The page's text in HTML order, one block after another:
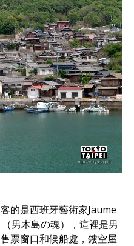
的是西班牙藝術家Jaume
男木島の魂），這裡是男
票窗口和候船處，鏤空屋